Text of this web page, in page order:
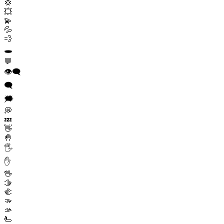
💢
💥
💫
💦
💨
🕳️
💬
👁️‍🗨️
🗨️
🗯️
💭
💤
👋
🤚
🖐️
✋
🖖
🫱
🫲
🫳
🫴
🫷